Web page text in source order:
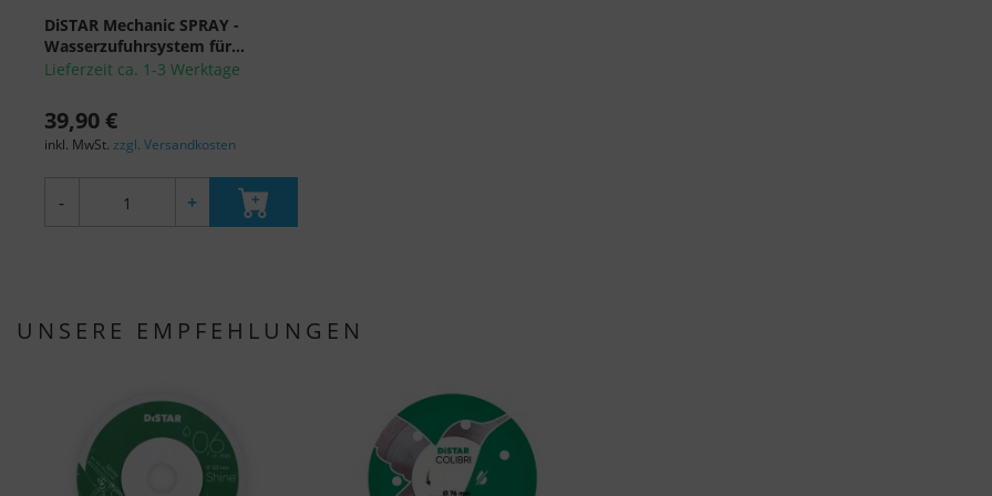
DiSTAR Mechanic SPRAY -
Wasserzufuhrsystem für...
Lieferzeit ca. 1-3 Werktage
39,90 €
inkl. MwSt. zzgl. Versandkosten
- +
UNSERE EMPFEHLUNGEN